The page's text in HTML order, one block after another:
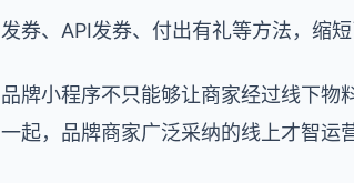
发券、API发券、付出有礼等方法，缩
品牌小程序不只能够让商家经过线下物
一起，品牌商家广泛采纳的线上才智运